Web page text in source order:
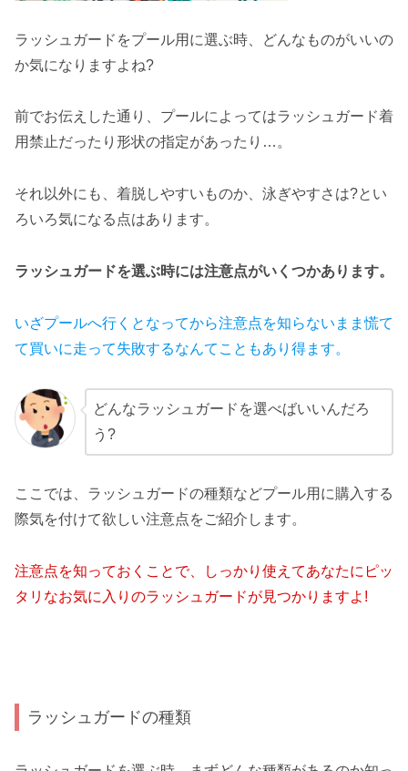
ラッシュガードをプール用に選ぶ時、どんなものがいいの
か気になりますよね?
前でお伝えした通り、プールによってはラッシュガード着
用禁止だったり形状の指定があったり…。
それ以外にも、着脱しやすいものか、泳ぎやすさは?とい
ろいろ気になる点はあります。
ラッシュガードを選ぶ時には注意点がいくつかあります。
いざプールへ行くとなってから注意点を知らないまま慌て
て買いに走って失敗するなんてこともあり得ます。
どんなラッシュガードを選べばいいんだろ
う?
ここでは、ラッシュガードの種類などプール用に購入する
際気を付けて欲しい注意点をご紹介します。
注意点を知っておくことで、しっかり使えてあなたにピッ
タリなお気に入りのラッシュガードが見つかりますよ!
ラッシュガードの種類